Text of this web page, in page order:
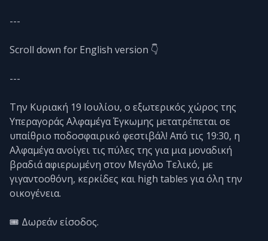
---
Scroll down for English version 👇
---
Την Κυριακή 19 Ιουλίου, ο εξωτερικός χώρος της
Υπεραγοράς Αλφαμέγα Έγκωμης μετατρέπεται σε
υπαίθριο ποδοσφαιρικό φεστιβάλ! Από τις 19:30, η
Αλφαμέγα ανοίγει τις πύλες της για μια μοναδική
βραδιά αφιερωμένη στον Μεγάλο Τελικό, με
γιγαντοοθόνη, κερκίδες και high tables για όλη την
οικογένεια.
🎟️ Δωρεάν είσοδος.